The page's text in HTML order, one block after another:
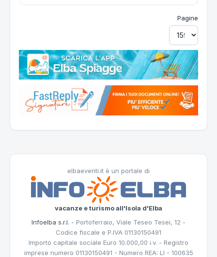
Pagine
elbaeventi.it è un portale di
vacanze e turismo all'Isola d'Elba
Infoelba s.r.l. - Portoferraio, Viale Teseo Tesei, 12 -
Codice fiscale e P.IVA 01130150491
Importo capitale sociale Euro 10.000,00 i.v. - Registro
imprese numero 01130150491 - Numero REA: LI - 100635